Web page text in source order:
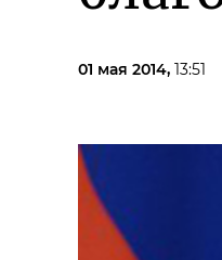
01 мая 2014, 13:51